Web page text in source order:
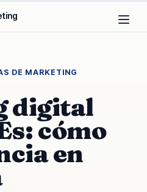
DE MARKETING
digital
cómo
en